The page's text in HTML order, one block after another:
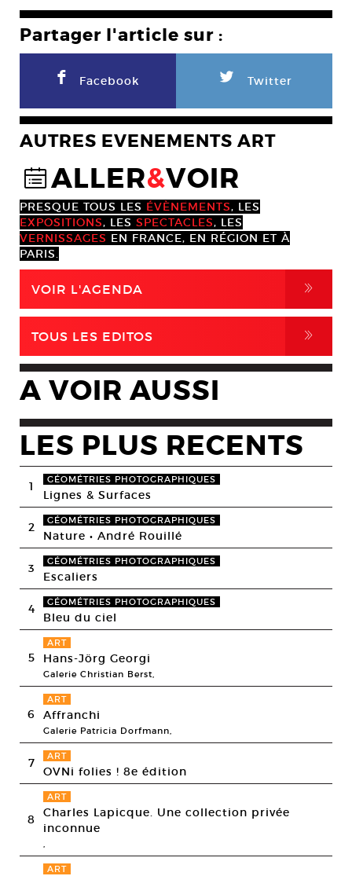
Partager l'article sur :
F Facebook L Twitter
AUTRES EVENEMENTS ART
@ALLER&VOIR
PRESQUE TOUS LES ÉVÈNEMENTS, LES
EXPOSITIONS, LES SPECTACLES, LES
VERNISSAGES EN FRANCE, EN RÉGION ET À
PARIS.
VOIR L'AGENDA ,
TOUS LES EDITOS ,
A VOIR AUSSI
LES PLUS RECENTS
1 GÉOMÉTRIES PHOTOGRAPHIQUES
Lignes & Surfaces
2 GÉOMÉTRIES PHOTOGRAPHIQUES
Nature • André Rouillé
3 GÉOMÉTRIES PHOTOGRAPHIQUES
Escaliers
4 GÉOMÉTRIES PHOTOGRAPHIQUES
Bleu du ciel
5
ART
Hans-Jörg Georgi
Galerie Christian Berst,
6
ART
Affranchi
Galerie Patricia Dorfmann,
7 ART
OVNi folies ! 8e édition
8
ART
Charles Lapicque. Une collection privée
inconnue
,
ART